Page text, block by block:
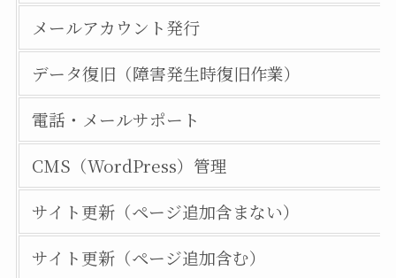
メールアカウント発行
データ復旧（障害発生時復旧作業）
電話・メールサポート
CMS（WordPress）管理
サイト更新（ページ追加含まない）
サイト更新（ページ追加含む）